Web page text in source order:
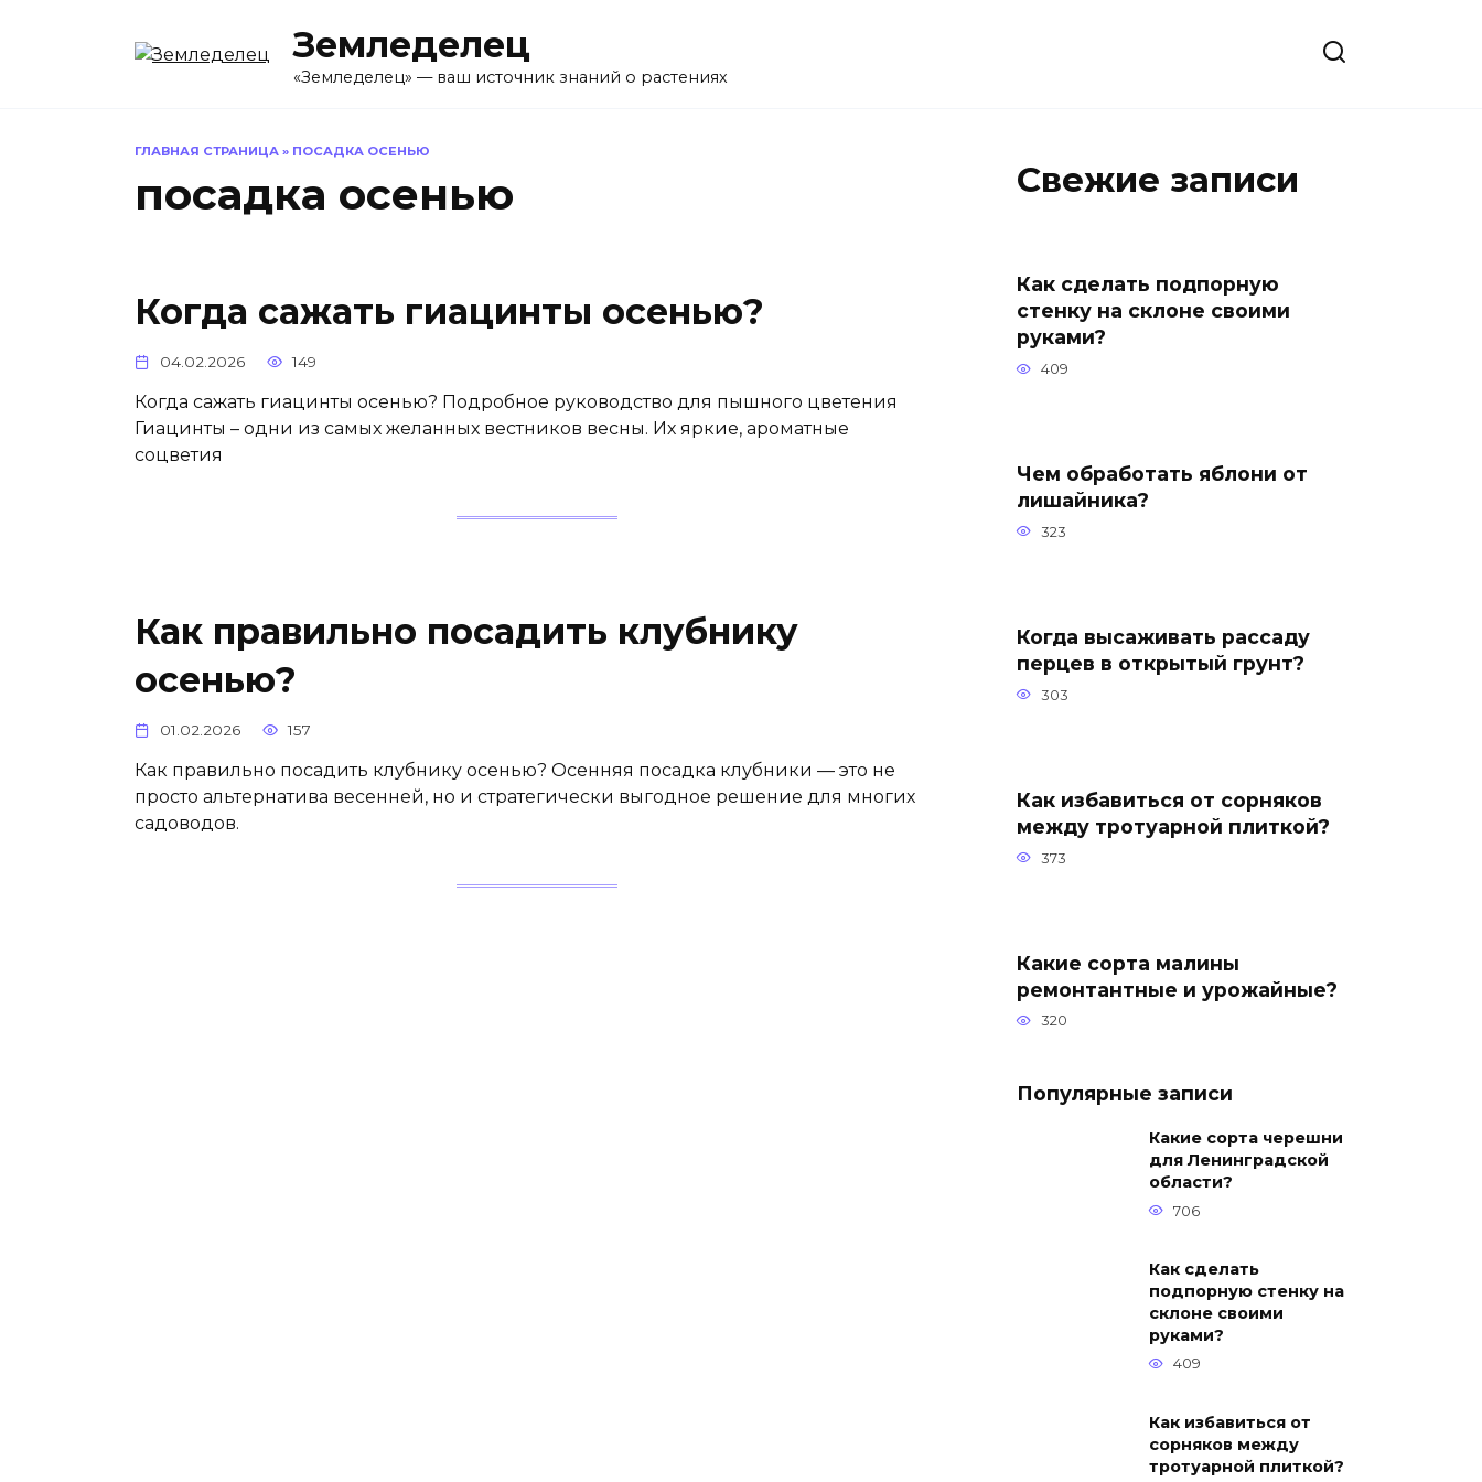
Земледелец
«Земледелец» — ваш источник знаний о растениях
ГЛАВНАЯ СТРАНИЦА » ПОСАДКА ОСЕНЬЮ
посадка осенью
Когда сажать гиацинты осенью?
04.02.2026 149
Когда сажать гиацинты осенью? Подробное руководство для пышного цветения
Гиацинты – одни из самых желанных вестников весны. Их яркие, ароматные
соцветия
Как правильно посадить клубнику
осенью?
01.02.2026 157
Как правильно посадить клубнику осенью? Осенняя посадка клубники — это не
просто альтернатива весенней, но и стратегически выгодное решение для многих
садоводов.
Свежие записи
Как сделать подпорную
стенку на склоне своими
руками?
409
Чем обработать яблони от
лишайника?
323
Когда высаживать рассаду
перцев в открытый грунт?
303
Как избавиться от сорняков
между тротуарной плиткой?
373
Какие сорта малины
ремонтантные и урожайные?
320
Популярные записи
Какие сорта черешни
для Ленинградской
области?
706
Как сделать
подпорную стенку на
склоне своими
руками?
409
Как избавиться от
сорняков между
тротуарной плиткой?